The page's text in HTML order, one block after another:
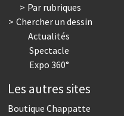
Un monde de foot
Par rubriques
Chercher un dessin
Actualités
Spectacle
Expo 360°
Les autres sites
Boutique Chappatte